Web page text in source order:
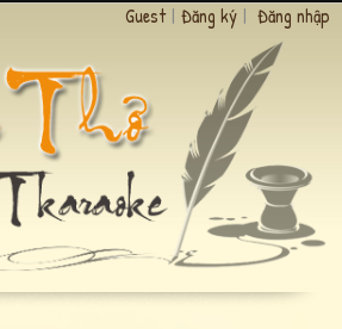
Guest | Đăng ký | Đăng nhập